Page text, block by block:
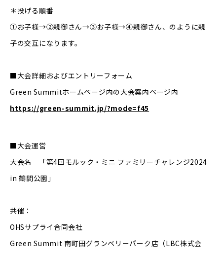
＊投げる順番
①お子様→②親御さん→③お子様→④親御さん、のように親
子の交互になります。
■大会詳細およびエントリーフォーム
Green Summitホームページ内の大会案内ページ内
https://green-summit.jp/?mode=f45
■大会運営
大会名 「第4回モルック・ミニ ファミリーチャレンジ2024
in 鶴間公園」
共催：
OHSサプライ合同会社
Green Summit 南町田グランベリーパーク店（LBC株式会